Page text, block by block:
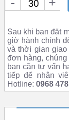
Sau khi bạn đặt
giờ hành chính
và thời gian giao
đơn hàng,
bạn cần tư vấn
tiếp để nhân
Hotline: 0968